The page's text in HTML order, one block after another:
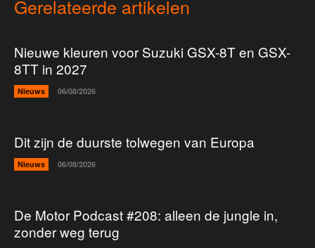
Gerelateerde artikelen
Nieuwe kleuren voor Suzuki GSX-8T en GSX-
8TT in 2027
Nieuws 06/08/2026
Dit zijn de duurste tolwegen van Europa
Nieuws 06/08/2026
De Motor Podcast #208: alleen de jungle in,
zonder weg terug